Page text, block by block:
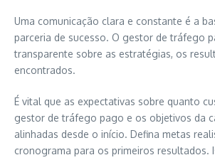
Uma comunicação clara e constante é a
parceria de sucesso. O gestor de tráfego
transparente sobre as estratégias, os
encontrados.
É vital que as expectativas sobre quanto
gestor de tráfego pago e os objetivos da
alinhadas desde o início. Defina metas
cronograma para os primeiros resultados.